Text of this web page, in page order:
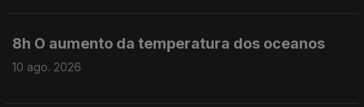
8h O aumento da temperatura dos oceanos
10 ago. 2026